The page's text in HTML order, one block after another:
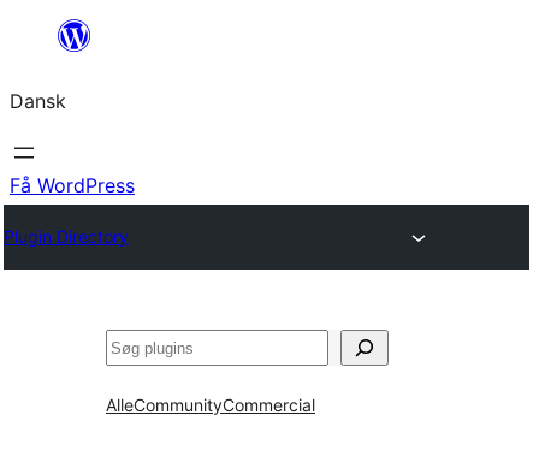
Spring
indhold
Dansk
Få WordPress
Plugin Directory
Søg
AlleCommunityCommercial